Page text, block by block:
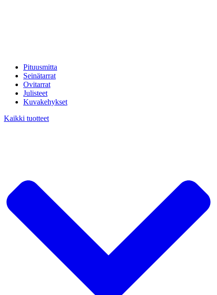
Pituusmitta
Seinätarrat
Ovitarrat
Julisteet
Kuvakehykset
Kaikki tuotteet